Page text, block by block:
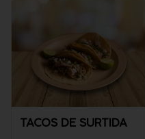
TACOS DE SURTIDA